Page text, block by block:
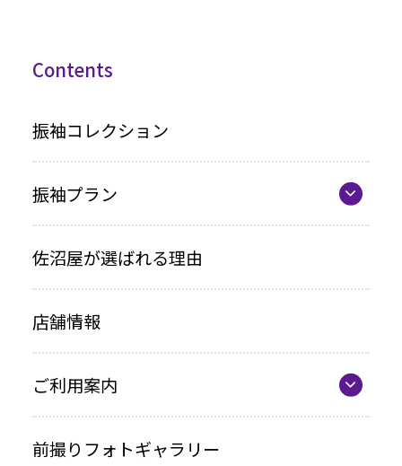
Contents
振袖コレクション
振袖プラン
レンタルプラン
お買い上げプラン
ママ振プラン
写真のみプラン
佐沼屋が選ばれる理由
店舗情報
ご利用案内
前撮りフォトギャラリー